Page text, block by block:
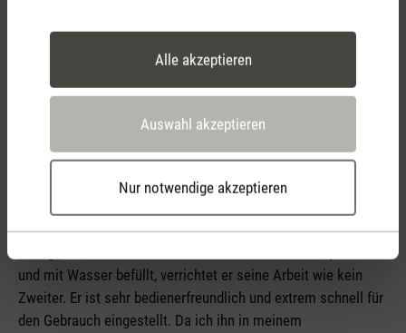
Alle akzeptieren
Auswahl akzeptieren
Nur notwendige akzeptieren
Spülmaschine gelegt werden. Nach einem Waschgang ist
George bereits wieder sauber und gleich auch einsatzbereit.
Lappen abgewischt und das Lufteintrittsgitter kann mit dem
Staubsauger gereinigt werden. Leider kann ich keine Tipps
zum Entkalken geben, denn in Davos ist das Wasser so
weich, dass es kaum Ablagerungen gibt.
und mit Wasser befüllt, verrichtet er seine Arbeit wie kein
Zweiter. Er ist sehr bedienerfreundlich und extrem schnell für
den Gebrauch eingestellt. Da ich ihn in meinem